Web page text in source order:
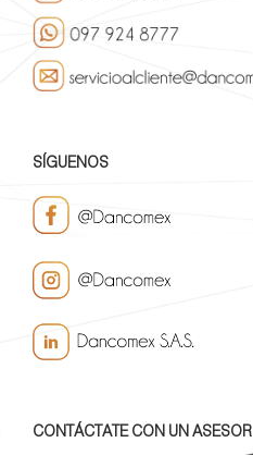
SÍGUENOS
CONTÁCTATE CON UN ASESOR